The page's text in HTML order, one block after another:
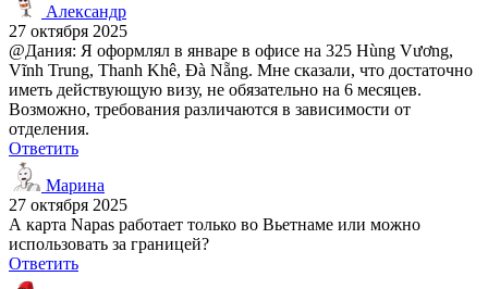
Александр
27 октября 2025
@Дания: Я оформлял в январе в офисе на 325 Hùng Vương,
Vĩnh Trung, Thanh Khê, Đà Nẵng. Мне сказали, что достаточно
иметь действующую визу, не обязательно на 6 месяцев.
Возможно, требования различаются в зависимости от
отделения.
Ответить
Марина
27 октября 2025
А карта Napas работает только во Вьетнаме или можно
использовать за границей?
Ответить